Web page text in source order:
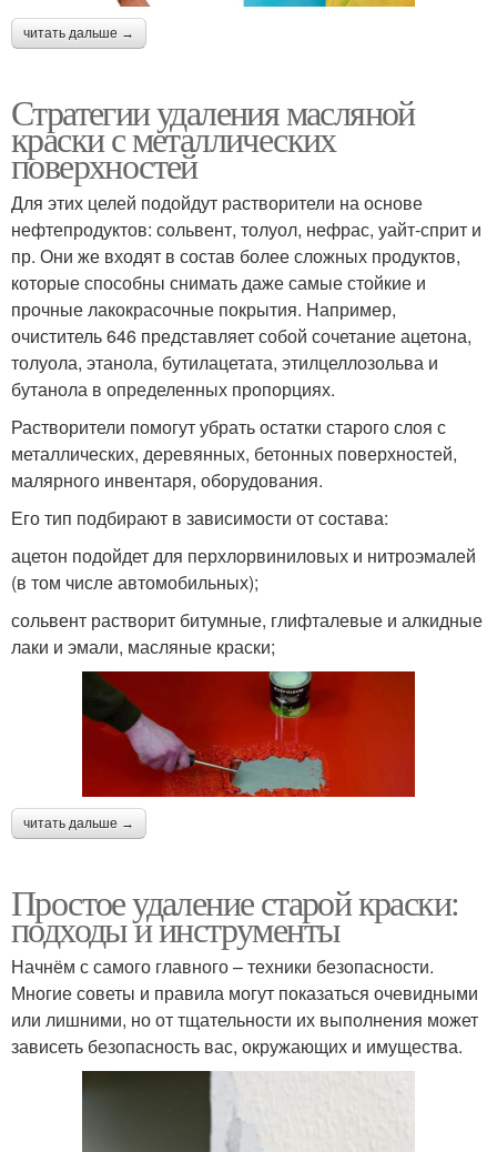
читать дальше →
Стратегии удаления масляной
краски с металлических
поверхностей
Для этих целей подойдут растворители на основе
нефтепродуктов: сольвент, толуол, нефрас, уайт-сприт и
пр. Они же входят в состав более сложных продуктов,
которые способны снимать даже самые стойкие и
прочные лакокрасочные покрытия. Например,
очиститель 646 представляет собой сочетание ацетона,
толуола, этанола, бутилацетата, этилцеллозольва и
бутанола в определенных пропорциях.
Растворители помогут убрать остатки старого слоя с
металлических, деревянных, бетонных поверхностей,
малярного инвентаря, оборудования.
Его тип подбирают в зависимости от состава:
ацетон подойдет для перхлорвиниловых и нитроэмалей
(в том числе автомобильных);
сольвент растворит битумные, глифталевые и алкидные
лаки и эмали, масляные краски;
читать дальше →
Простое удаление старой краски:
подходы и инструменты
Начнём с самого главного – техники безопасности.
Многие советы и правила могут показаться очевидными
или лишними, но от тщательности их выполнения может
зависеть безопасность вас, окружающих и имущества.